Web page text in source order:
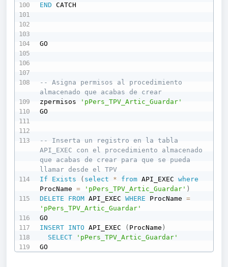
END CATCH
GO
-- Asigna permisos al procedimiento
almacenado que acabas de crear
zpermisos
'pPers_TPV_Artic_Guardar'
GO
-- Inserta un registro en la tabla
API_EXEC con el procedimiento almacenado
que acabas de crear para que se pueda
llamar desde el TPV
If
Exists ( select * from API_EXEC where
ProcName = 'pPers_TPV_Artic_Guardar' )
DELETE
FROM API_EXEC WHERE ProcName =
'pPers_TPV_Artic_Guardar'
INSERT INTO API_EXEC ( ProcName )
SELECT
'pPers_TPV_Artic_Guardar'
GO